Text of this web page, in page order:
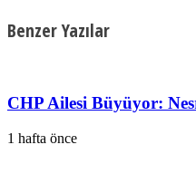
Benzer Yazılar
CHP Ailesi Büyüyor:
1 hafta önce